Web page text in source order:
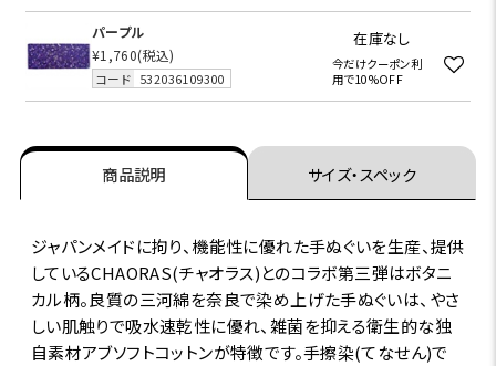
パープル
¥1,760(税込)
コード 532036109300
在庫なし
今だけクーポン利
用で10%OFF
商品説明 サイズ・スペック
ジャパンメイドに拘り、機能性に優れた手ぬぐいを生産、提供
しているCHAORAS(チャオラス)とのコラボ第三弾はボタニ
カル柄。良質の三河綿を奈良で染め上げた手ぬぐいは、やさ
しい肌触りで吸水速乾性に優れ、雑菌を抑える衛生的な独
自素材アブソフトコットンが特徴です。手擦染(てなせん)で